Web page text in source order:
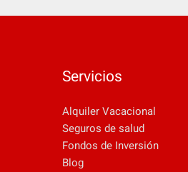
Servicios
Alquiler Vacacional
Seguros de salud
Fondos de Inversión
Blog